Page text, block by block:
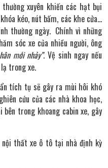
xuyên khiến các hạt bụi
kéo, nút bấm, các khe cửa…
thường ngày. Chính vì những
sóc xe của nhiều người, ông
mới nhảy”. Vệ sinh ngay nếu
trong xe.
tích tụ sẽ gây ra mùi hôi khó
cứu của các nhà khoa học,
trong khoang cabin xe, gây
thất xe ô tô tại nhà định kỳ